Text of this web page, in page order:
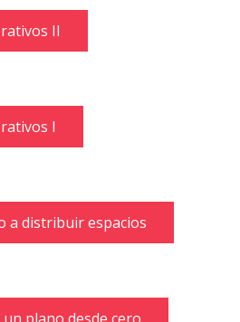
II
I
a distribuir espacios